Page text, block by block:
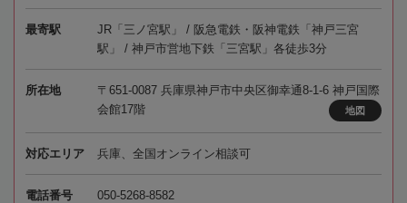
最寄駅
JR「三ノ宮駅」 / 阪急電鉄・阪神電鉄「神戸三宮
駅」 / 神戸市営地下鉄「三宮駅」各徒歩3分
所在地
〒651-0087 兵庫県神戸市中央区御幸通8-1-6 神戸国際
会館17階
地図
対応エリア 兵庫、全国オンライン相談可
電話番号 050-5268-8582